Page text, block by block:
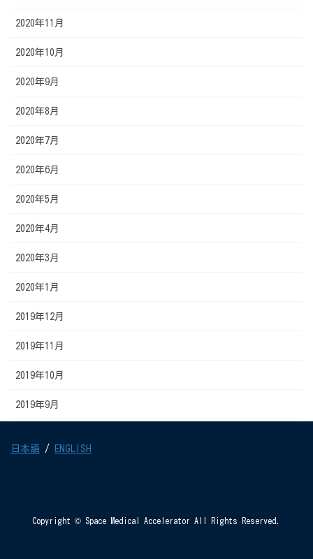
2020年11月
2020年10月
2020年9月
2020年8月
2020年7月
2020年6月
2020年5月
2020年4月
2020年3月
2020年1月
2019年12月
2019年11月
2019年10月
2019年9月
日本語 / ENGLISH
Copyright © Space Medical Accelerator All Rights Reserved.